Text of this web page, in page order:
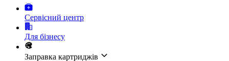
Сервісний центр
Для бізнесу
Заправка картриджів